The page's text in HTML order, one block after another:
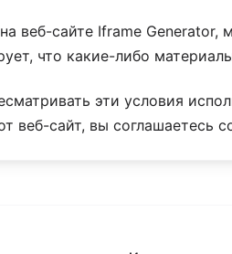
веб-сайте Iframe Generator,
что какие-либо
эти условия
веб-сайт, вы